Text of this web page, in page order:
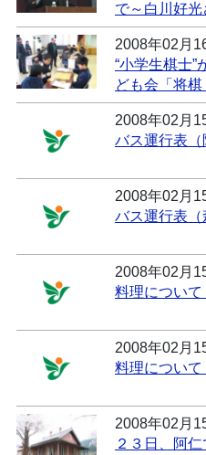
で～白川好
2008年02月
“小学生棋士”
ども会「将棋
2008年02月
バス運行表（
2008年02月
バス運行表（
2008年02月
料理について
2008年02月
料理について
2008年02月
２３日、阿